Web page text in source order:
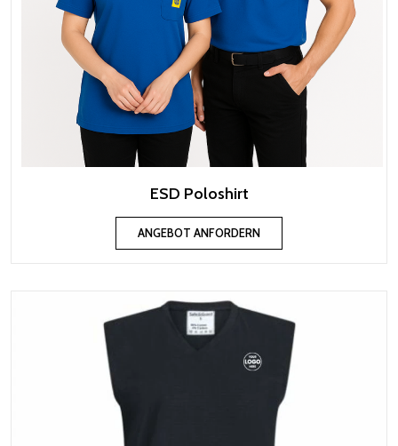
ESD Poloshirt
ANGEBOT ANFORDERN